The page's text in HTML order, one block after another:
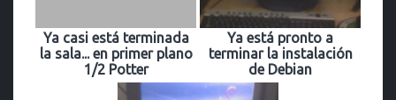
Ya casi está terminada
la sala... en primer plano
1/2 Potter
Ya está pronto a
terminar la instalación
de Debian